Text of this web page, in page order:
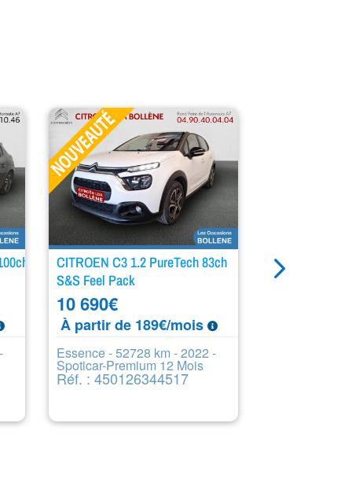
CITROEN C3 1.2 PureTech 83ch
S&S Feel Pack
10 690€
À partir de 189€/mois
Essence - 52728 km - 2022 -
Spoticar-Premium 12 Mois
Réf. : 450126344517
PEUGEOT
S&S Style